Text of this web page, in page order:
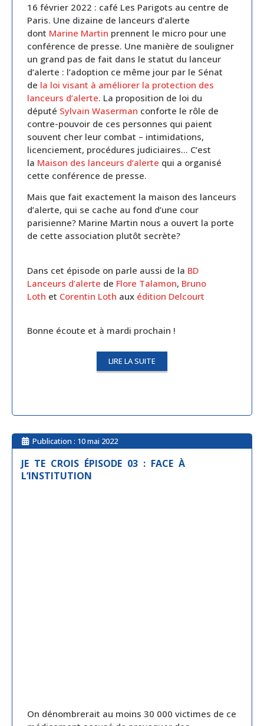
16 février 2022 : café Les Parigots au centre de
Paris. Une dizaine de lanceurs d’alerte
dont Marine Martin prennent le micro pour une
conférence de presse. Une manière de souligner
un grand pas de fait dans le statut du lanceur
d’alerte : l’adoption ce même jour par le Sénat
de la loi visant à améliorer la protection des
lanceurs d’alerte. La proposition de loi du
député Sylvain Waserman conforte le rôle de
contre-pouvoir de ces personnes qui paient
souvent cher leur combat – intimidations,
licenciement, procédures judiciaires… C’est
la Maison des lanceurs d’alerte qui a organisé
cette conférence de presse.
Mais que fait exactement la maison des lanceurs
d’alerte, qui se cache au fond d’une cour
parisienne? Marine Martin nous a ouvert la porte
de cette association plutôt secrète?
Dans cet épisode on parle aussi de la BD
Lanceurs d’alerte de Flore Talamon, Bruno
Loth et Corentin Loth aux édition Delcourt
Bonne écoute et à mardi prochain !
LIRE LA SUITE
Publication : 10 mai 2022
JE TE CROIS ÉPISODE 03 : FACE À
L’INSTITUTION
On dénombrerait au moins 30 000 victimes de ce